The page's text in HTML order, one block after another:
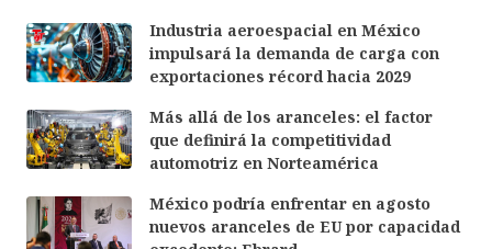
Industria aeroespacial en México
impulsará la demanda de carga con
exportaciones récord hacia 2029
Más allá de los aranceles: el factor
que definirá la competitividad
automotriz en Norteamérica
México podría enfrentar en agosto
nuevos aranceles de EU por capacidad